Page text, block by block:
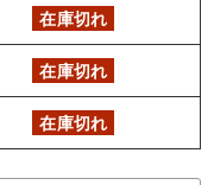
在庫切れ
在庫切れ
在庫切れ